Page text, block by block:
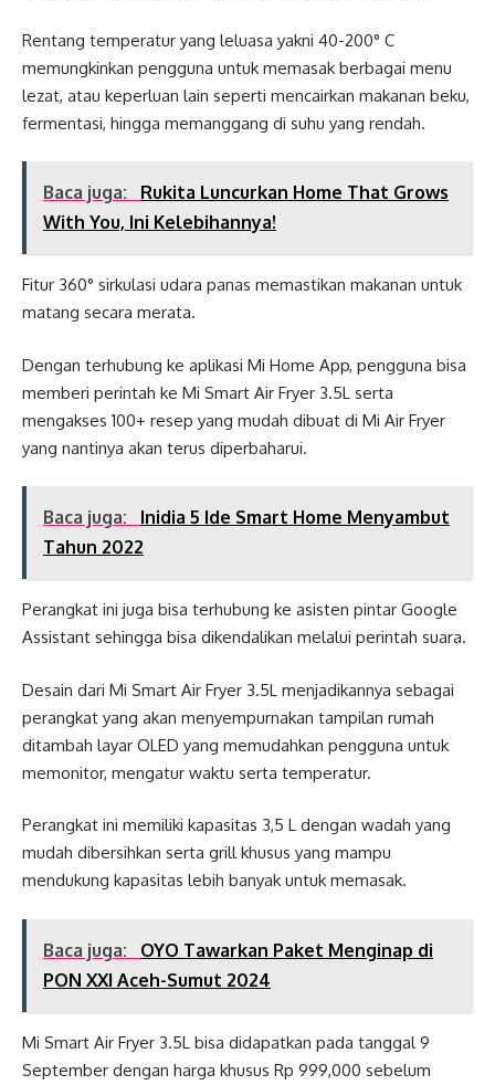
Rentang temperatur yang leluasa yakni 40-200° C
memungkinkan pengguna untuk memasak berbagai menu
lezat, atau keperluan lain seperti mencairkan makanan beku,
fermentasi, hingga memanggang di suhu yang rendah.
Baca juga:
Rukita Luncurkan Home That Grows
With You, Ini Kelebihannya!
Fitur 360° sirkulasi udara panas memastikan makanan untuk
matang secara merata.
Dengan terhubung ke aplikasi Mi Home App, pengguna bisa
memberi perintah ke Mi Smart Air Fryer 3.5L serta
mengakses 100+ resep yang mudah dibuat di Mi Air Fryer
yang nantinya akan terus diperbaharui.
Baca juga:
Inidia 5 Ide Smart Home Menyambut
Tahun 2022
Perangkat ini juga bisa terhubung ke asisten pintar Google
Assistant sehingga bisa dikendalikan melalui perintah suara.
Desain dari Mi Smart Air Fryer 3.5L menjadikannya sebagai
perangkat yang akan menyempurnakan tampilan rumah
ditambah layar OLED yang memudahkan pengguna untuk
memonitor, mengatur waktu serta temperatur.
Perangkat ini memiliki kapasitas 3,5 L dengan wadah yang
mudah dibersihkan serta grill khusus yang mampu
mendukung kapasitas lebih banyak untuk memasak.
Baca juga:
OYO Tawarkan Paket Menginap di
PON XXI Aceh-Sumut 2024
Mi Smart Air Fryer 3.5L bisa didapatkan pada tanggal 9
September dengan harga khusus Rp 999,000 sebelum